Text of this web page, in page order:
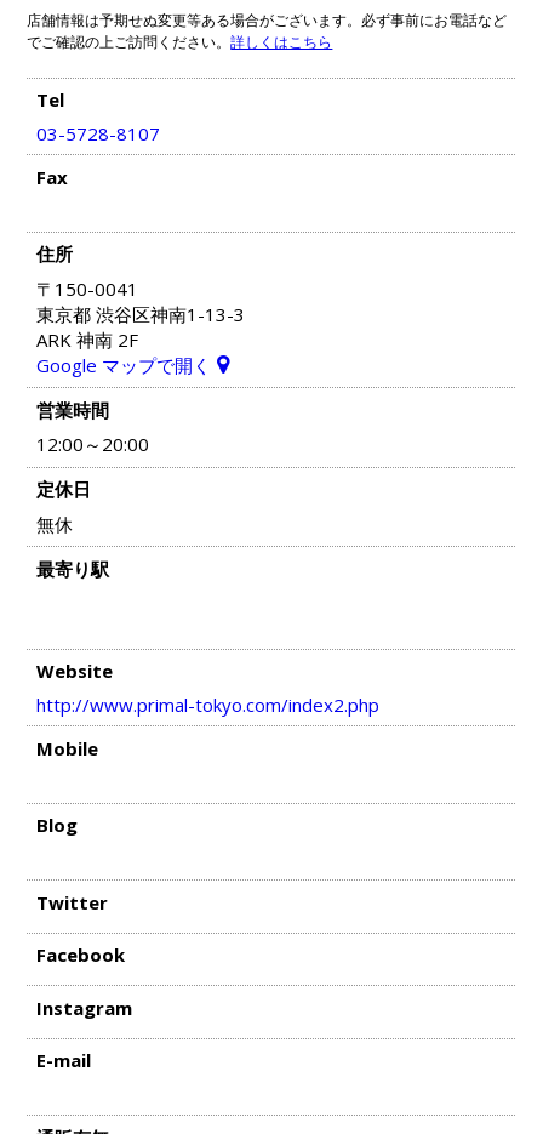
店舗情報は予期せぬ変更等ある場合がございます。必ず事前にお電話など
でご確認の上ご訪問ください。詳しくはこちら
Tel
03-5728-8107
Fax
住所
〒150-0041
東京都 渋谷区神南1-13-3
ARK 神南 2F
Google マップで開く
営業時間
12:00～20:00
定休日
無休
最寄り駅
Website
http://www.primal-tokyo.com/index2.php
Mobile
Blog
Twitter
Facebook
Instagram
E-mail